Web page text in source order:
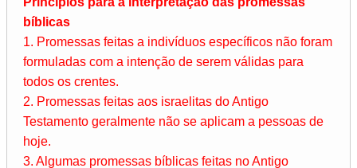
bíblicas
1. Promessas feitas a indivíduos específicos não foram
formuladas com a intenção de serem válidas para
todos os crentes.
2. Promessas feitas aos israelitas do Antigo
Testamento geralmente não se aplicam a pessoas de
hoje.
3. Algumas promessas bíblicas feitas no Antigo